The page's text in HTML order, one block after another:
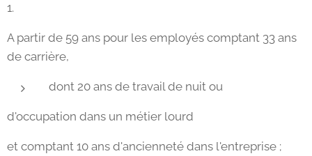
1.
A partir de 59 ans pour les employés comptant 33 ans
de carrière,
dont 20 ans de travail de nuit ou
d'occupation dans un métier lourd
et comptant 10 ans d'ancienneté dans l'entreprise ;